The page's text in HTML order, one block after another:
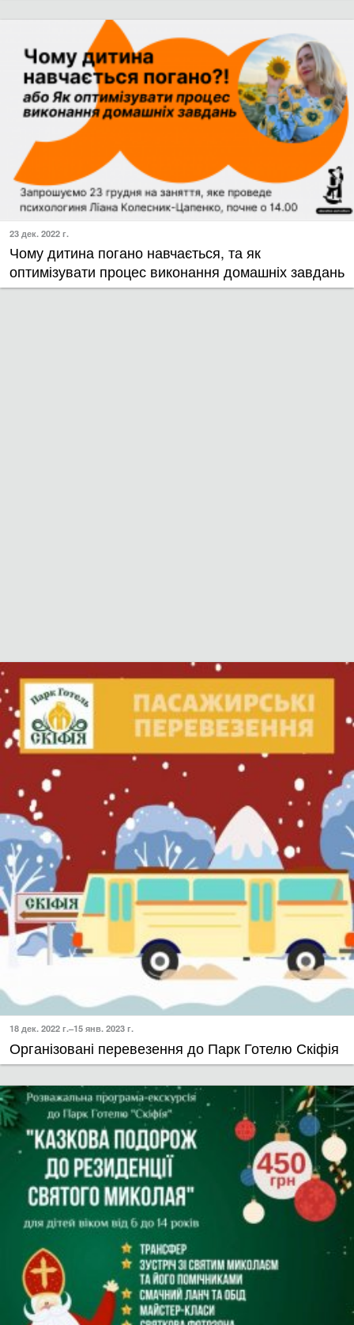
23 дек. 2022 г.
​Чому дитина погано навчається, та як
оптимізувати процес виконання домашніх завдань
18 дек. 2022 г.–15 янв. 2023 г.
Організовані перевезення до Парк Готелю Скіфія